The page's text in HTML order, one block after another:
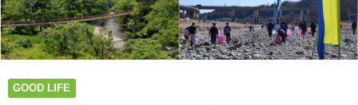
プ
GOOD LIFE